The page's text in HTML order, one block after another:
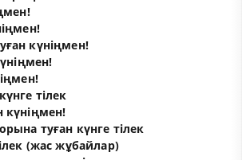
күніңмен!
тілек
күніңмен!
туған күнге тілек
(жас жұбайлар)